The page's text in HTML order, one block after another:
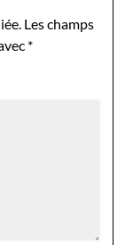
Les champs
*